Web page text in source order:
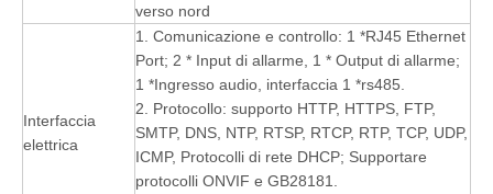
verso nord
Interfaccia
elettrica
1. Comunicazione e controllo: 1 *RJ45 Ethernet
Port; 2 * Input di allarme, 1 * Output di allarme;
1 *Ingresso audio, interfaccia 1 *rs485.
2. Protocollo: supporto HTTP, HTTPS, FTP,
SMTP, DNS, NTP, RTSP, RTCP, RTP, TCP, UDP,
ICMP, Protocolli di rete DHCP; Supportare
protocolli ONVIF e GB28181.